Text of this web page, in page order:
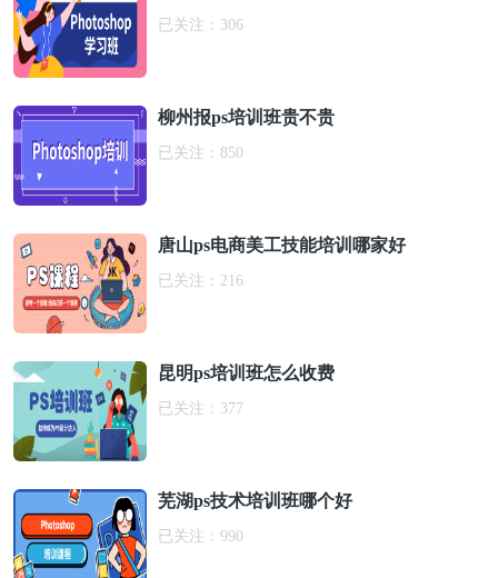
已关注： 306
柳州报ps培训班贵不贵
已关注： 850
唐山ps电商美工技能培训哪家好
已关注： 216
昆明ps培训班怎么收费
已关注： 377
芜湖ps技术培训班哪个好
已关注： 990